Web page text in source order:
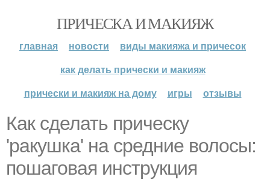
ПРИЧЕСКА И МАКИЯЖ
главная новости
виды макияжа и причесок
как делать прически и макияж
прически и макияж на дому
игры отзывы
Как сделать прическу
'ракушка' на средние волосы:
пошаговая инструкция